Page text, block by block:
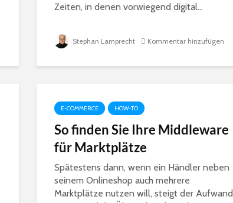
Zeiten, in denen vorwiegend digital...
Stephan Lamprecht Kommentar hinzufügen
E-COMMERCE HOW-TO
So finden Sie Ihre Middleware
für Marktplätze
Spätestens dann, wenn ein Händler neben
seinem Onlineshop auch mehrere
Marktplätze nutzen will, steigt der Aufwand